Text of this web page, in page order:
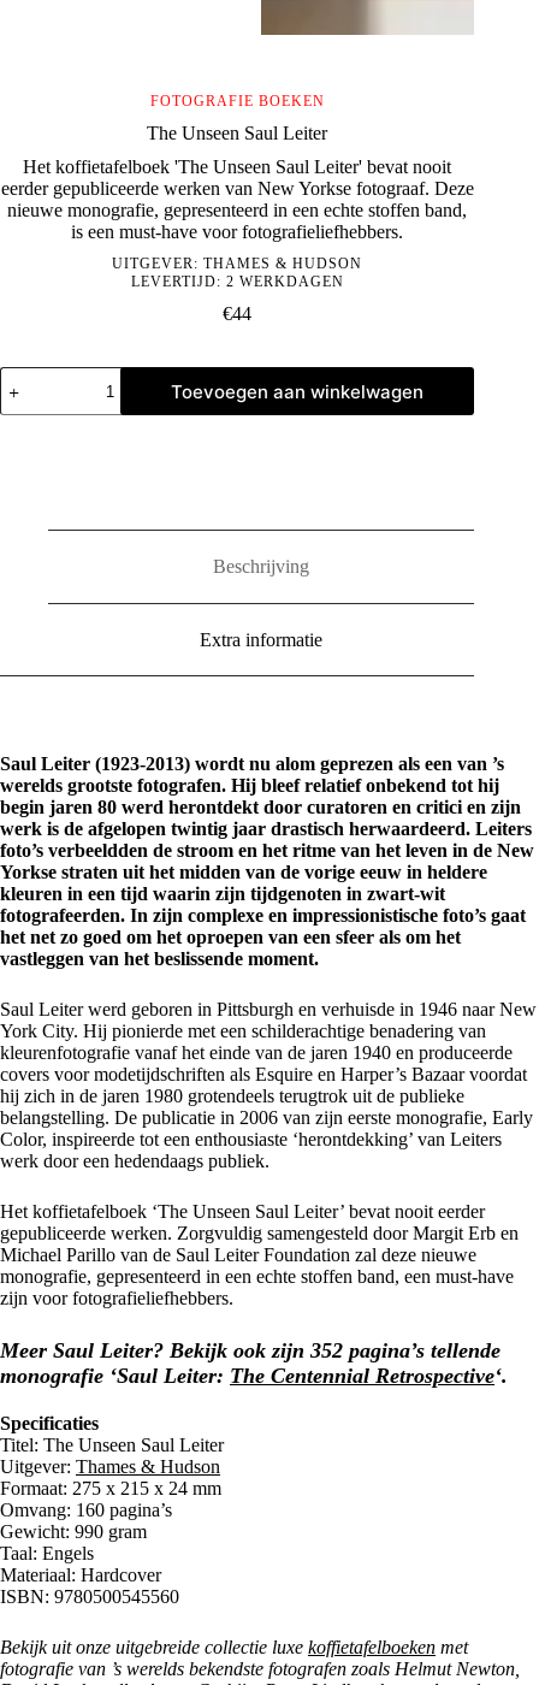
FOTOGRAFIE BOEKEN
The Unseen Saul Leiter
Het koffietafelboek 'The Unseen Saul Leiter' bevat nooit
eerder gepubliceerde werken van New Yorkse fotograaf. Deze
nieuwe monografie, gepresenteerd in een echte stoffen band,
is een must-have voor fotografieliefhebbers.
UITGEVER:THAMES & HUDSON
LEVERTIJD: 2 WERKDAGEN
€44
The
Unseen
Saul
Toevoegen aan winkelwagen
Beschrijving
Extra informatie
Saul Leiter (1923-2013) wordt nu alom geprezen als een van ’s
werelds grootste fotografen. Hij bleef relatief onbekend tot hij
begin jaren 80 werd herontdekt door curatoren en critici en zijn
werk is de afgelopen twintig jaar drastisch herwaardeerd. Leiters
foto’s verbeeldden de stroom en het ritme van het leven in de New
Yorkse straten uit het midden van de vorige eeuw in heldere
kleuren in een tijd waarin zijn tijdgenoten in zwart-wit
fotografeerden. In zijn complexe en impressionistische foto’s gaat
het net zo goed om het oproepen van een sfeer als om het
vastleggen van het beslissende moment.
Saul Leiter werd geboren in Pittsburgh en verhuisde in 1946 naar New
York City. Hij pionierde met een schilderachtige benadering van
kleurenfotografie vanaf het einde van de jaren 1940 en produceerde
covers voor modetijdschriften als Esquire en Harper’s Bazaar voordat
hij zich in de jaren 1980 grotendeels terugtrok uit de publieke
belangstelling. De publicatie in 2006 van zijn eerste monografie, Early
Color, inspireerde tot een enthousiaste ‘herontdekking’ van Leiters
werk door een hedendaags publiek.
Het koffietafelboek ‘The Unseen Saul Leiter’ bevat nooit eerder
gepubliceerde werken. Zorgvuldig samengesteld door Margit Erb en
Michael Parillo van de Saul Leiter Foundation zal deze nieuwe
monografie, gepresenteerd in een echte stoffen band, een must-have
zijn voor fotografieliefhebbers.
Meer Saul Leiter? Bekijk ook zijn 352 pagina’s tellende
monografie ‘Saul Leiter: The Centennial Retrospective‘.
Specificaties
Titel: The Unseen Saul Leiter
Uitgever: Thames & Hudson
Formaat: 275 x 215 x 24 mm
Omvang: 160 pagina’s
Gewicht: 990 gram
Taal: Engels
Materiaal: Hardcover
ISBN: 9780500545560
Bekijk uit onze uitgebreide collectie luxe koffietafelboeken met
fotografie van ’s werelds bekendste fotografen zoals Helmut Newton,